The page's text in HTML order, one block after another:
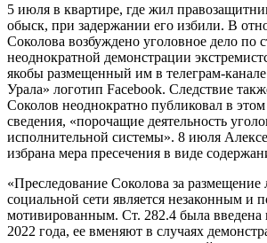
5 июля в квартире, где жил
обыск, при задержании его избили. В
Соколова возбуждено уголовное дело по
неоднократной демонстрации
якобы размещенный им в телеграм-
Урала» логотип Facebook. Следствие
Соколов неоднократно публиковал в этом
сведения, «порочащие деятельность
исполнительной системы». 8 июля
избрана мера пресечения в виде
«Преследование Соколова за размещение
социальной сети является незаконным и
мотивированным. Ст. 282.4 была
2022 года, ее вменяют в случаях